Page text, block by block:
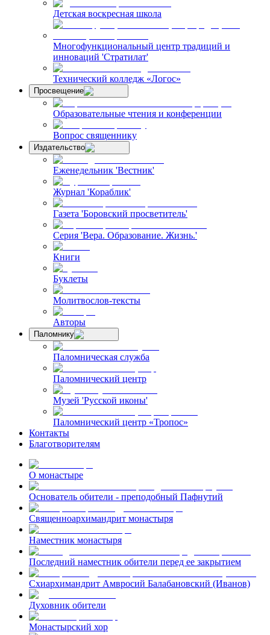
Детская воскресная школа
Многофункциональный центр традиций и
инноваций 'Стратилат'
Технический колледж «Логос»
Просвещение
Образовательные чтения и конференции
Вопрос священнику
Издательство
Еженедельник 'Вестник'
Журнал 'Кораблик'
Газета 'Боровский просветитель'
Серия 'Вера. Образование. Жизнь.'
Книги
Буклеты
Молитвослов-тексты
Авторы
Паломнику
Паломническая служба
Паломнический центр
Музей 'Русской иконы'
Паломнический центр «Тропос»
Контакты
Благотворителям
О монастыре
Основатель обители - преподобный Пафнутий
Священноархимандрит монастыря
Наместник монастыря
Последний наместник обители перед ее закрытием
Схиархимандрит Амвросий Балабановский (Иванов)
Духовник обители
Монастырский хор